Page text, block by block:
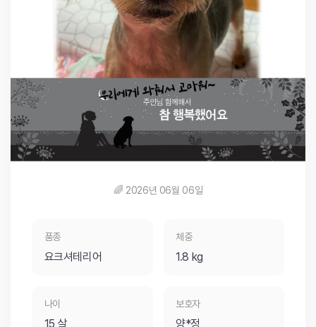
🌈 2026년 06월 06일
품종
요크셔테리어
체중
1.8 kg
나이
15 살
보호자
양*정